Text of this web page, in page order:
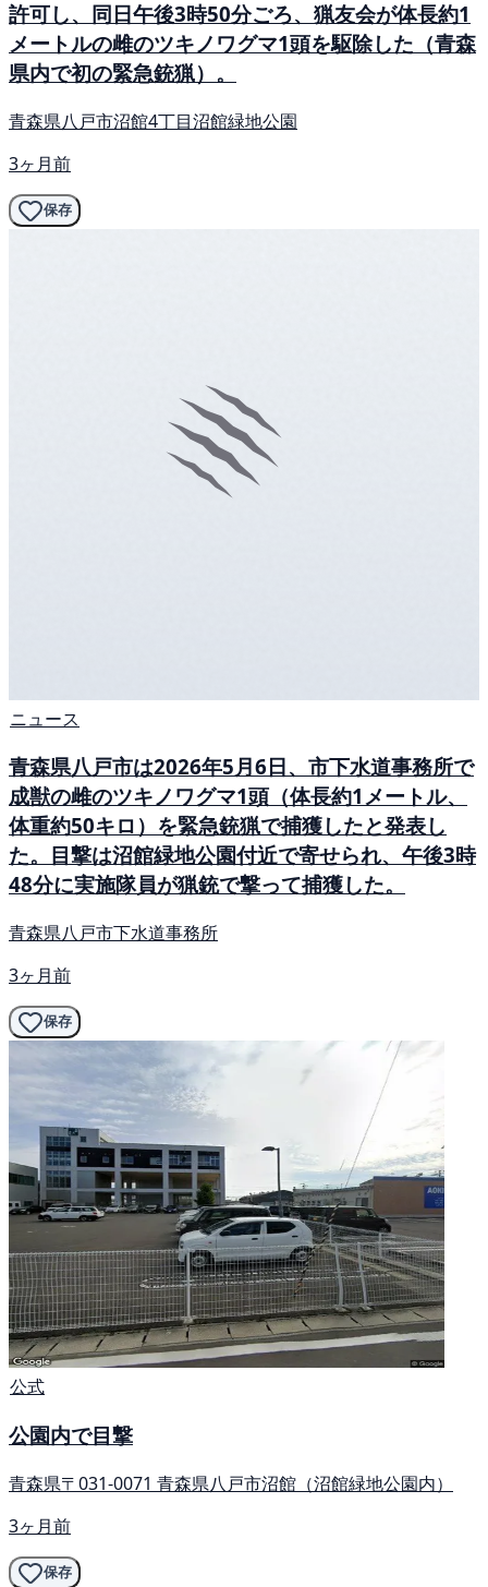
許可し、同日午後3時50分ごろ、猟友会が体長約1
メートルの雌のツキノワグマ1頭を駆除した（青森
県内で初の緊急銃猟）。
青森県八戸市沼館4丁目沼館緑地公園
3ヶ月前
保存
ニュース
青森県八戸市は2026年5月6日、市下水道事務所で
成獣の雌のツキノワグマ1頭（体長約1メートル、
体重約50キロ）を緊急銃猟で捕獲したと発表し
た。目撃は沼館緑地公園付近で寄せられ、午後3時
48分に実施隊員が猟銃で撃って捕獲した。
青森県八戸市下水道事務所
3ヶ月前
保存
公式
公園内で目撃
青森県〒031-0071 青森県八戸市沼館（沼館緑地公園内）
3ヶ月前
保存